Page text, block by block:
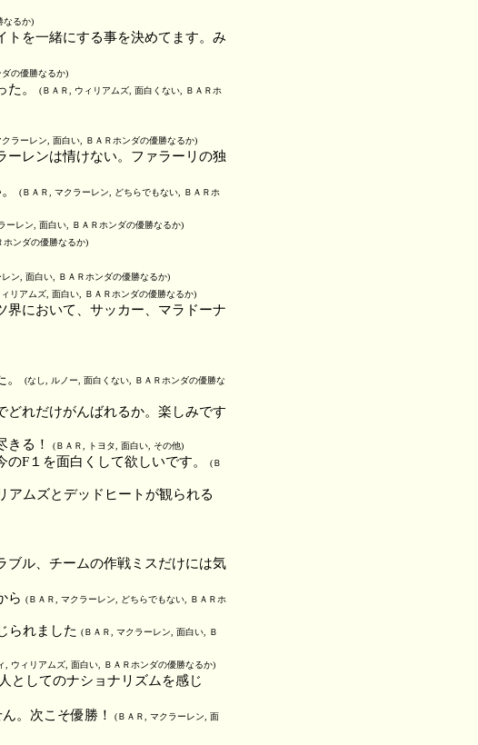
なるか)
トを一緒にする事を決めてます。み
の優勝なるか)
た。 (ＢＡＲ, ウィリアムズ, 面白くない, ＢＡＲホ
ラーレン, 面白い, ＢＡＲホンダの優勝なるか)
ーレンは情けない。ファラーリの独
(ＢＡＲ, マクラーレン, どちらでもない, ＢＡＲホ
ーレン, 面白い, ＢＡＲホンダの優勝なるか)
ンダの優勝なるか)
ン, 面白い, ＢＡＲホンダの優勝なるか)
リアムズ, 面白い, ＢＡＲホンダの優勝なるか)
界において、サッカー、マラドーナ
。 (なし, ルノー, 面白くない, ＢＡＲホンダの優勝な
どれだけがんばれるか。楽しみです
きる！ (ＢＡＲ, トヨタ, 面白い, その他)
F１を面白くして欲しいです。 (Ｂ
アムズとデッドヒートが観られる
ル、チームの作戦ミスだけには気
ら (ＢＡＲ, マクラーレン, どちらでもない, ＢＡＲホ
られました (ＢＡＲ, マクラーレン, 面白い, Ｂ
, ウィリアムズ, 面白い, ＢＡＲホンダの優勝なるか)
としてのナショナリズムを感じ
。次こそ優勝！ (ＢＡＲ, マクラーレン, 面